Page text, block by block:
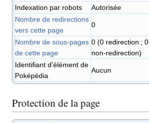
Indexation par robots
Autorisée
Nombre de redirections
vers cette page
0
Nombre de sous-pages
de cette page
0 (0 redirection ; 0
non-redirection)
Identifiant d’élément de
Poképédia
Aucun
Protection de la page